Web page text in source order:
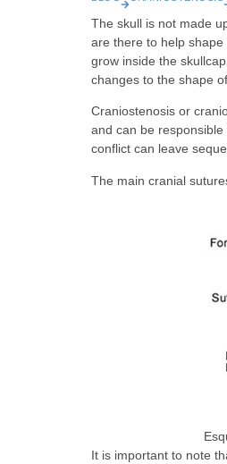
The skull is not made
are there to help
grow inside the
changes to the shape
Craniostenosis or
and can be
conflict can leave
The main cranial
It is important to note